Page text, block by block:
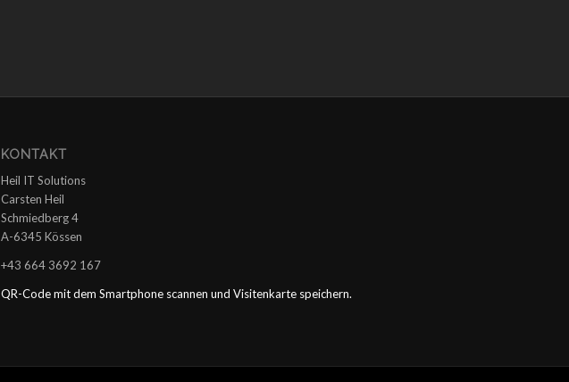
KONTAKT
Heil IT Solutions
Carsten Heil
Schmiedberg 4
A-6345 Kössen
+43 664 3692 167
QR-Code mit dem Smartphone scannen und Visitenkarte speichern.